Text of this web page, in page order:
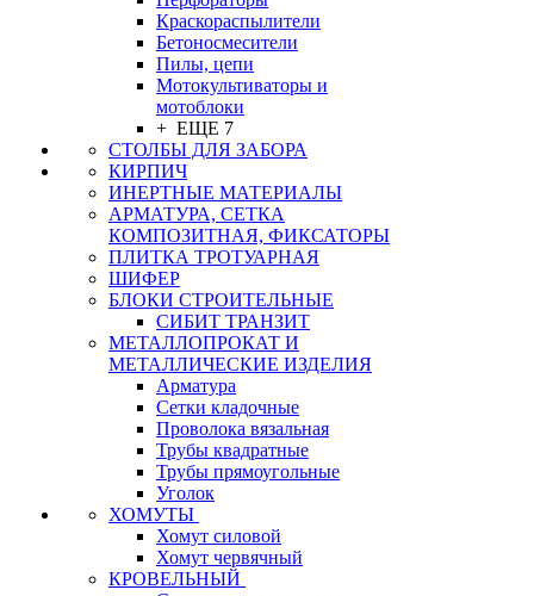
Краскораспылители
Бетоносмесители
Пилы, цепи
Мотокультиваторы и
мотоблоки
+ ЕЩЕ 7
СТОЛБЫ ДЛЯ ЗАБОРА
КИРПИЧ
ИНЕРТНЫЕ МАТЕРИАЛЫ
АРМАТУРА, СЕТКА
КОМПОЗИТНАЯ, ФИКСАТОРЫ
ПЛИТКА ТРОТУАРНАЯ
ШИФЕР
БЛОКИ СТРОИТЕЛЬНЫЕ
СИБИТ ТРАНЗИТ
МЕТАЛЛОПРОКАТ И
МЕТАЛЛИЧЕСКИЕ ИЗДЕЛИЯ
Арматура
Сетки кладочные
Проволока вязальная
Трубы квадратные
Трубы прямоугольные
Уголок
ХОМУТЫ
Хомут силовой
Хомут червячный
КРОВЕЛЬНЫЙ